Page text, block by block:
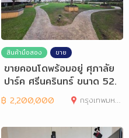
สินค้ามือสอง ขาย
ขายคอนโดพร้อมอยู่ ศุภาลัย
ปาร์ค ศรีนครินทร์ ขนาด 52.
5
฿ 2,200,000 กรุงเทพมหานคร